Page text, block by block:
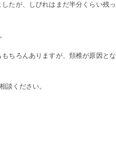
たが、しびれはまだ半分くらい残っ
ちろんありますが、頚椎が原因とな
談ください。